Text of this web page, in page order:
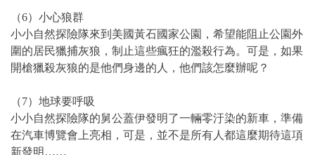
（6）小心狼群
小小自然探險隊來到美國黃石國家公園，希望能阻止公園外
圍的居民獵捕灰狼，制止這些瘋狂的濫殺行為。可是，如果
開槍獵殺灰狼的是他們身邊的人，他們該怎麼辦呢？
（7）地球要呼吸
小小自然探險隊的舅公蓋伊發明了一輛零汙染的新車，準備
在汽車博覽會上亮相，可是，並不是所有人都這麼期待這項
新發明……